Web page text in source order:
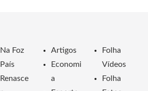
Na Foz
País
Renasce
Artigos
Economi
a
Folha
Vídeos
Folha